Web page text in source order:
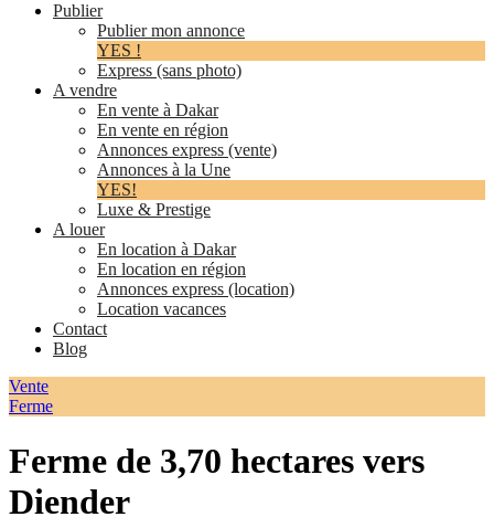
Publier
Publier mon annonce
YES !
Express (sans photo)
A vendre
En vente à Dakar
En vente en région
Annonces express (vente)
Annonces à la Une
YES!
Luxe & Prestige
A louer
En location à Dakar
En location en région
Annonces express (location)
Location vacances
Contact
Blog
Vente
Ferme
Ferme de 3,70 hectares vers
Diender